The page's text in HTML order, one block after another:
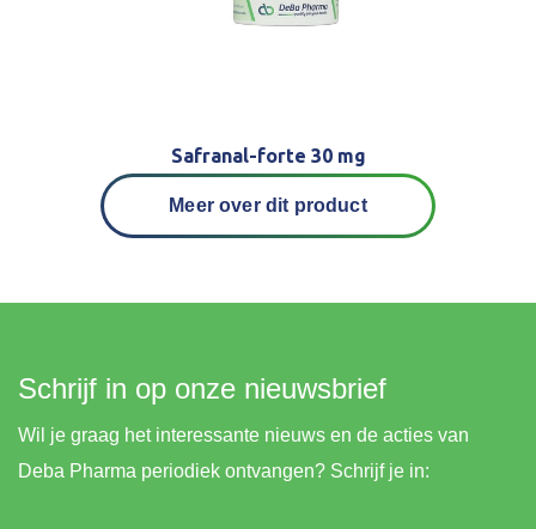
Safranal-forte 30 mg
Meer over dit product
Schrijf in op onze nieuwsbrief
Wil je graag het interessante nieuws en de acties van
Deba Pharma periodiek ontvangen? Schrijf je in: